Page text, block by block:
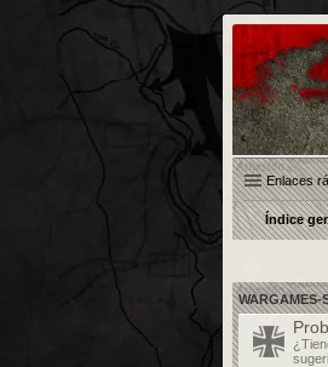
Enlaces
Índice
WARGAMES-